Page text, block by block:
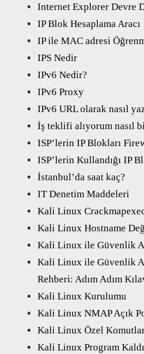
Internet Explorer Devre
IP Blok Hesaplama Aracı
IP ile MAC adresi
IPS Nedir
IPv6 Nedir?
IPv6 Proxy
IPv6 URL olarak nasıl
İş teklifi alıyorum nasıl
ISP’lerin IP Blokları
ISP’lerin Kullandığı IP
İstanbul’da saat kaç?
IT Denetim Maddeleri
Kali Linux
Kali Linux Hostname
Kali Linux ile Güvenlik
Kali Linux ile Güvenlik
Rehberi: Adım Adım
Kali Linux Kurulumu
Kali Linux NMAP Açık
Kali Linux Özel
Kali Linux Program